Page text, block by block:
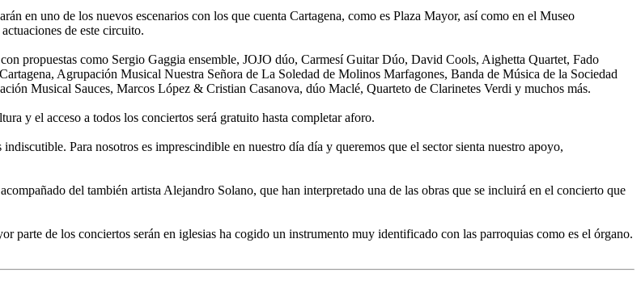
en uno de los nuevos escenarios con los que cuenta Cartagena, como es Plaza Mayor, así como en el Museo
de este circuito.
propuestas como Sergio Gaggia ensemble, JOJO dúo, Carmesí Guitar Dúo, David Cools, Aighetta Quartet, Fado
Agrupación Musical Nuestra Señora de La Soledad de Molinos Marfagones, Banda de Música de la Sociedad
Musical Sauces, Marcos López & Cristian Casanova, dúo Maclé, Quarteto de Clarinetes Verdi y muchos más.
y el acceso a todos los conciertos será gratuito hasta completar aforo.
Para nosotros es imprescindible en nuestro día día y queremos que el sector sienta nuestro apoyo,
del también artista Alejandro Solano, que han interpretado una de las obras que se incluirá en el concierto que
parte de los conciertos serán en iglesias ha cogido un instrumento muy identificado con las parroquias como es el órgano.